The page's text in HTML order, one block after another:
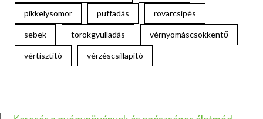
pikkelysömör puffadás rovarcsípés
sebek torokgyulladás vérnyomáscsökkentő
vértisztító vérzéscsillapító